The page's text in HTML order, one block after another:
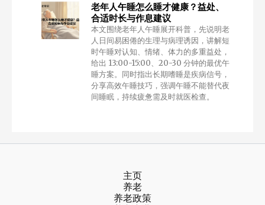
老年人午睡怎么睡才健康？益处、
合适时长与作息建议
本文围绕老年人午睡展开科普，先说明老
人日间易困倦的生理与病理诱因，讲解短
时午睡对认知、情绪、体力的多重益处，
给出 13:00-15:00、20-30 分钟的最优午
睡方案。同时指出长期嗜睡是疾病信号，
分享高效午睡技巧，强调午睡不能替代夜
间睡眠，持续疲惫需及时就医检查。
主页
养老
养老政策